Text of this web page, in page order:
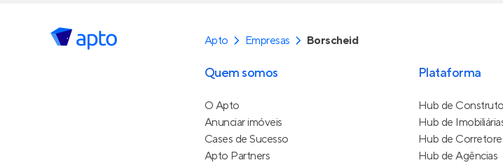
Apto Empresas Borscheid
Quem somos
O Apto
Anunciar imóveis
Cases de Sucesso
Apto Partners
Plataforma
Hub de
Hub de
Hub de
Hub de Agências